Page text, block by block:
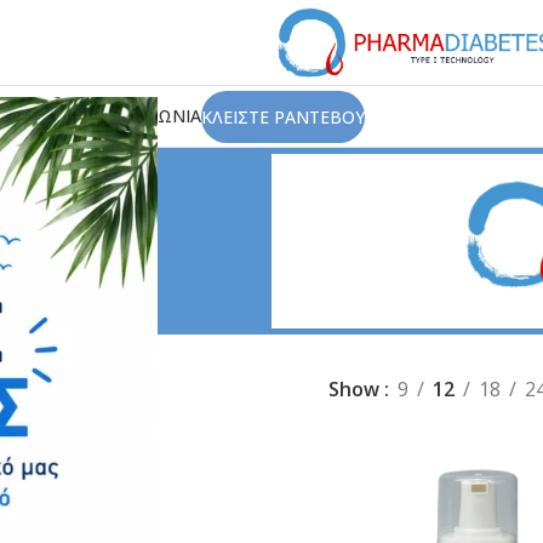
ΑΡΘΡΑΕΠΙΚΟΙΝΩΝΙΑΚΛΕΙΣΤΕ ΡΑΝΤΕΒΟΥ
& Παιδί
Show 9 12 18